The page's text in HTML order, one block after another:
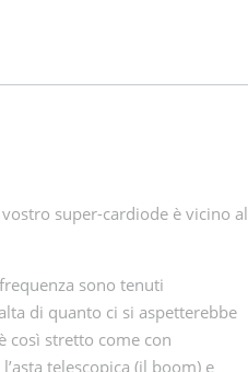
super-cardiode è vicino al
sono tenuti
di quanto ci si aspetterebbe
così stretto come con
telescopica (il boom) e